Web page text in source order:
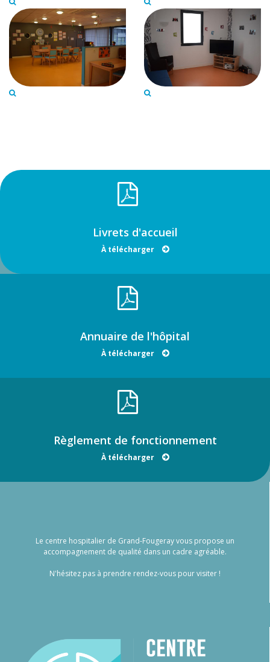
Livrets d'accueil
À télécharger
Annuaire de l'hôpital
À télécharger
Règlement de fonctionnement
À télécharger
Le centre hospitalier de Grand-Fougeray vous propose un
accompagnement de qualité dans un cadre agréable.
N'hésitez pas à prendre rendez-vous pour visiter !